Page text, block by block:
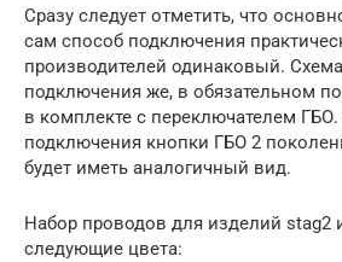
Сразу следует отметить, что
сам способ подключения
производителей одинаковый.
подключения же, в обязательном
в комплекте с переключателем
подключения кнопки ГБО 2
будет иметь аналогичный вид.
Набор проводов для изделий stag2
следующие цвета: